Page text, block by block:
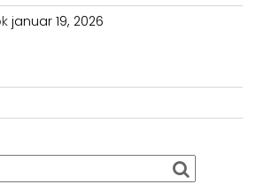
januar 19, 2026